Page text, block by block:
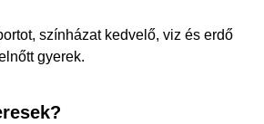
színházat kedvelő, viz és erdő
gyerek.